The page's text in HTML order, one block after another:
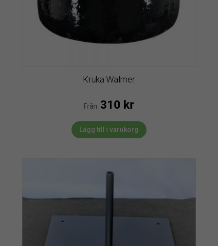
Kruka Walmer
Från: 310 kr
Lägg till i varukorg